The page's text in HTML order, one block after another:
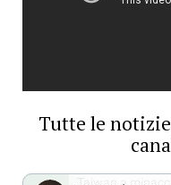
Tutte le